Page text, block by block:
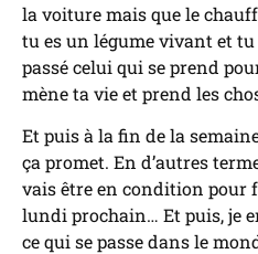
la voiture mais que le
tu es un légume vivant et
passé celui qui se prend
mène ta vie et prend les
Et puis à la fin de la
ça promet. En d’autres
vais être en condition pour
lundi prochain… Et puis, je
ce qui se passe dans le